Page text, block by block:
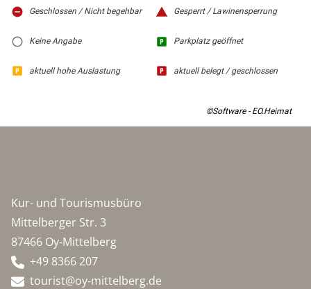
Geschlossen / Nicht begehbar Gesperrt / Lawinensperrung
Keine Angabe Parkplatz geöffnet
aktuell hohe Auslastung aktuell belegt / geschlossen
©Software - EO.Heimat
Kur- und Tourismusbüro
Mittelberger Str. 3
87466 Oy-Mittelberg
+49 8366 207
tourist@oy-mittelberg.de